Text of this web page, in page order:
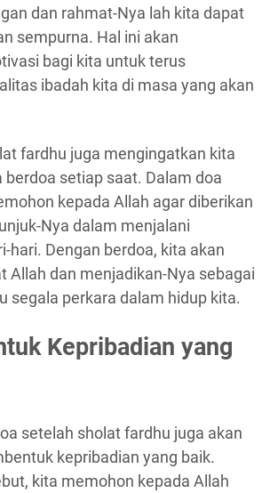
dan rahmat-Nya lah kita dapat
sempurna. Hal ini akan
bagi kita untuk terus
ibadah kita di masa yang akan
fardhu juga mengingatkan kita
berdoa setiap saat. Dalam doa
kepada Allah agar diberikan
Nya dalam menjalani
hari. Dengan berdoa, kita akan
Allah dan menjadikan-Nya sebagai
segala perkara dalam hidup kita.
Kepribadian yang
setelah sholat fardhu juga akan
kepribadian yang baik.
kita memohon kepada Allah